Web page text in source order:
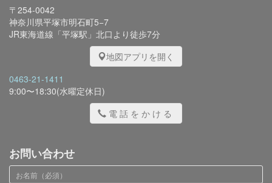
〒254-0042
神奈川県平塚市明石町5−7
JR東海道線「平塚駅」北口より徒歩7分
地図アプリを開く
0463-21-1411
9:00〜18:30(水曜定休日)
電話をかける
お問い合わせ